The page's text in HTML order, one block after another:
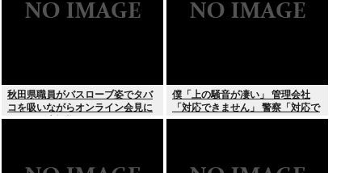
秋田県職員がバスローブ姿でタバ
コを吸いながらオンライン会見に
どこのお貴族様だよw
僕「上の騒音が凄い」 管理会社
「対応できません」 警察「対応で
きません」